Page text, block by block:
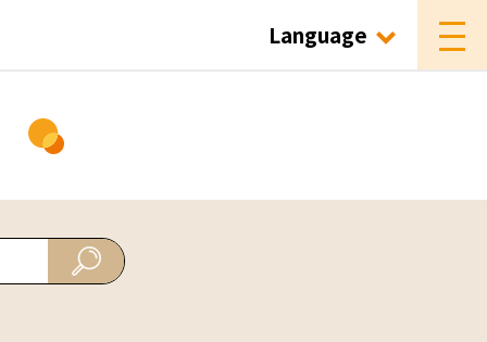
Language